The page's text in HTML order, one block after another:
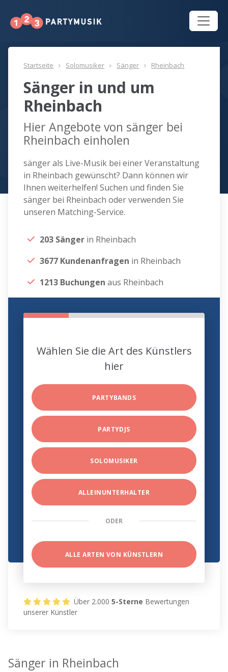
Startseite Solomusiker Sänger Rheinbach
Sänger in und um
Rheinbach
Hier Angebote von sänger bei
Rheinbach einholen
sänger als Live-Musik bei einer Veranstaltung
in Rheinbach gewünscht? Dann können wir
Ihnen weiterhelfen! Suchen und finden Sie
sänger bei Rheinbach oder verwenden Sie
unseren Matching-Service.
203 Sänger in Rheinbach
3677 Kundenanfragen in Rheinbach
1213 Buchungen aus Rheinbach
Wählen Sie die Art des Künstlers
hier
PARTYBANDS
PARTYDJS
SOLOMUSIKER
ALLEINUNTERHALTER
ODER
ALLE ARTEN VON KÜNSTLERN
Über 2.0005-Sterne Bewertungen
unserer Künstler
Sänger in Rheinbach